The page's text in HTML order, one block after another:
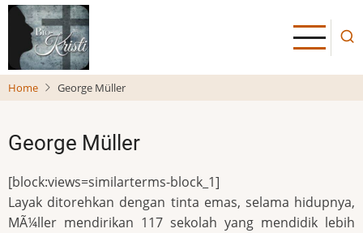
Skip
main
content
Home George Müller
George Müller
[block:views=similarterms-block_1]
Layak ditorehkan dengan tinta emas, selama hidupnya,
MÃ¼ller mendirikan 117 sekolah yang mendidik lebih